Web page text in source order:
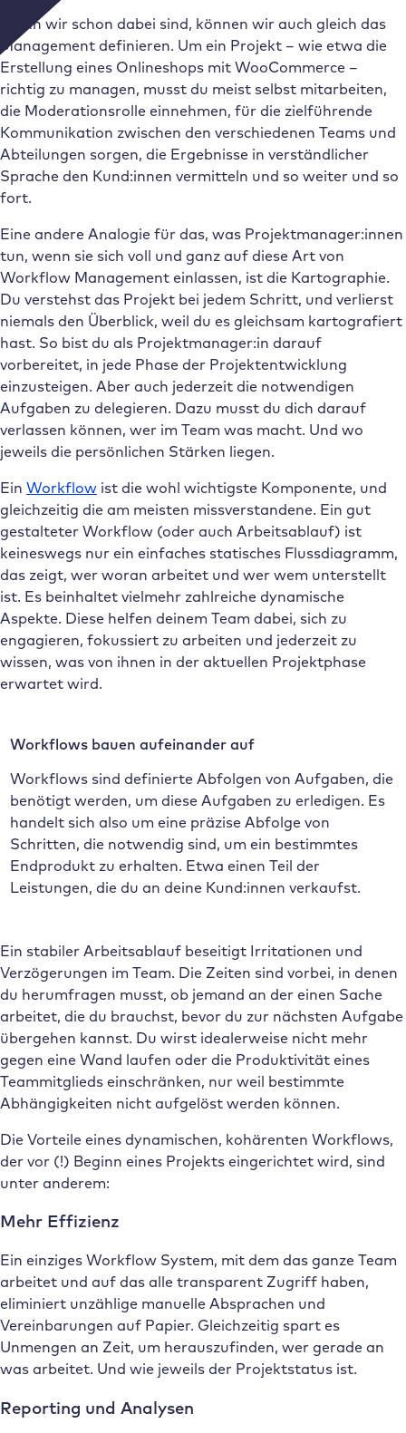
Wenn wir schon dabei sind, können wir auch gleich das
Management definieren. Um ein Projekt – wie etwa die
Erstellung eines Onlineshops mit WooCommerce –
richtig zu managen, musst du meist selbst mitarbeiten,
die Moderationsrolle einnehmen, für die zielführende
Kommunikation zwischen den verschiedenen Teams und
Abteilungen sorgen, die Ergebnisse in verständlicher
Sprache den Kund:innen vermitteln und so weiter und so
fort.
Eine andere Analogie für das, was Projektmanager:innen
tun, wenn sie sich voll und ganz auf diese Art von
Workflow Management einlassen, ist die Kartographie.
Du verstehst das Projekt bei jedem Schritt, und verlierst
niemals den Überblick, weil du es gleichsam kartografiert
hast. So bist du als Projektmanager:in darauf
vorbereitet, in jede Phase der Projektentwicklung
einzusteigen. Aber auch jederzeit die notwendigen
Aufgaben zu delegieren. Dazu musst du dich darauf
verlassen können, wer im Team was macht. Und wo
jeweils die persönlichen Stärken liegen.
Ein Workflow ist die wohl wichtigste Komponente, und
gleichzeitig die am meisten missverstandene. Ein gut
gestalteter Workflow (oder auch Arbeitsablauf) ist
keineswegs nur ein einfaches statisches Flussdiagramm,
das zeigt, wer woran arbeitet und wer wem unterstellt
ist. Es beinhaltet vielmehr zahlreiche dynamische
Aspekte. Diese helfen deinem Team dabei, sich zu
engagieren, fokussiert zu arbeiten und jederzeit zu
wissen, was von ihnen in der aktuellen Projektphase
erwartet wird.
Workflows bauen aufeinander auf
Workflows sind definierte Abfolgen von Aufgaben, die
benötigt werden, um diese Aufgaben zu erledigen. Es
handelt sich also um eine präzise Abfolge von
Schritten, die notwendig sind, um ein bestimmtes
Endprodukt zu erhalten. Etwa einen Teil der
Leistungen, die du an deine Kund:innen verkaufst.
Ein stabiler Arbeitsablauf beseitigt Irritationen und
Verzögerungen im Team. Die Zeiten sind vorbei, in denen
du herumfragen musst, ob jemand an der einen Sache
arbeitet, die du brauchst, bevor du zur nächsten Aufgabe
übergehen kannst. Du wirst idealerweise nicht mehr
gegen eine Wand laufen oder die Produktivität eines
Teammitglieds einschränken, nur weil bestimmte
Abhängigkeiten nicht aufgelöst werden können.
Die Vorteile eines dynamischen, kohärenten Workflows,
der vor (!) Beginn eines Projekts eingerichtet wird, sind
unter anderem:
Mehr Effizienz
Ein einziges Workflow System, mit dem das ganze Team
arbeitet und auf das alle transparent Zugriff haben,
eliminiert unzählige manuelle Absprachen und
Vereinbarungen auf Papier. Gleichzeitig spart es
Unmengen an Zeit, um herauszufinden, wer gerade an
was arbeitet. Und wie jeweils der Projektstatus ist.
Reporting und Analysen